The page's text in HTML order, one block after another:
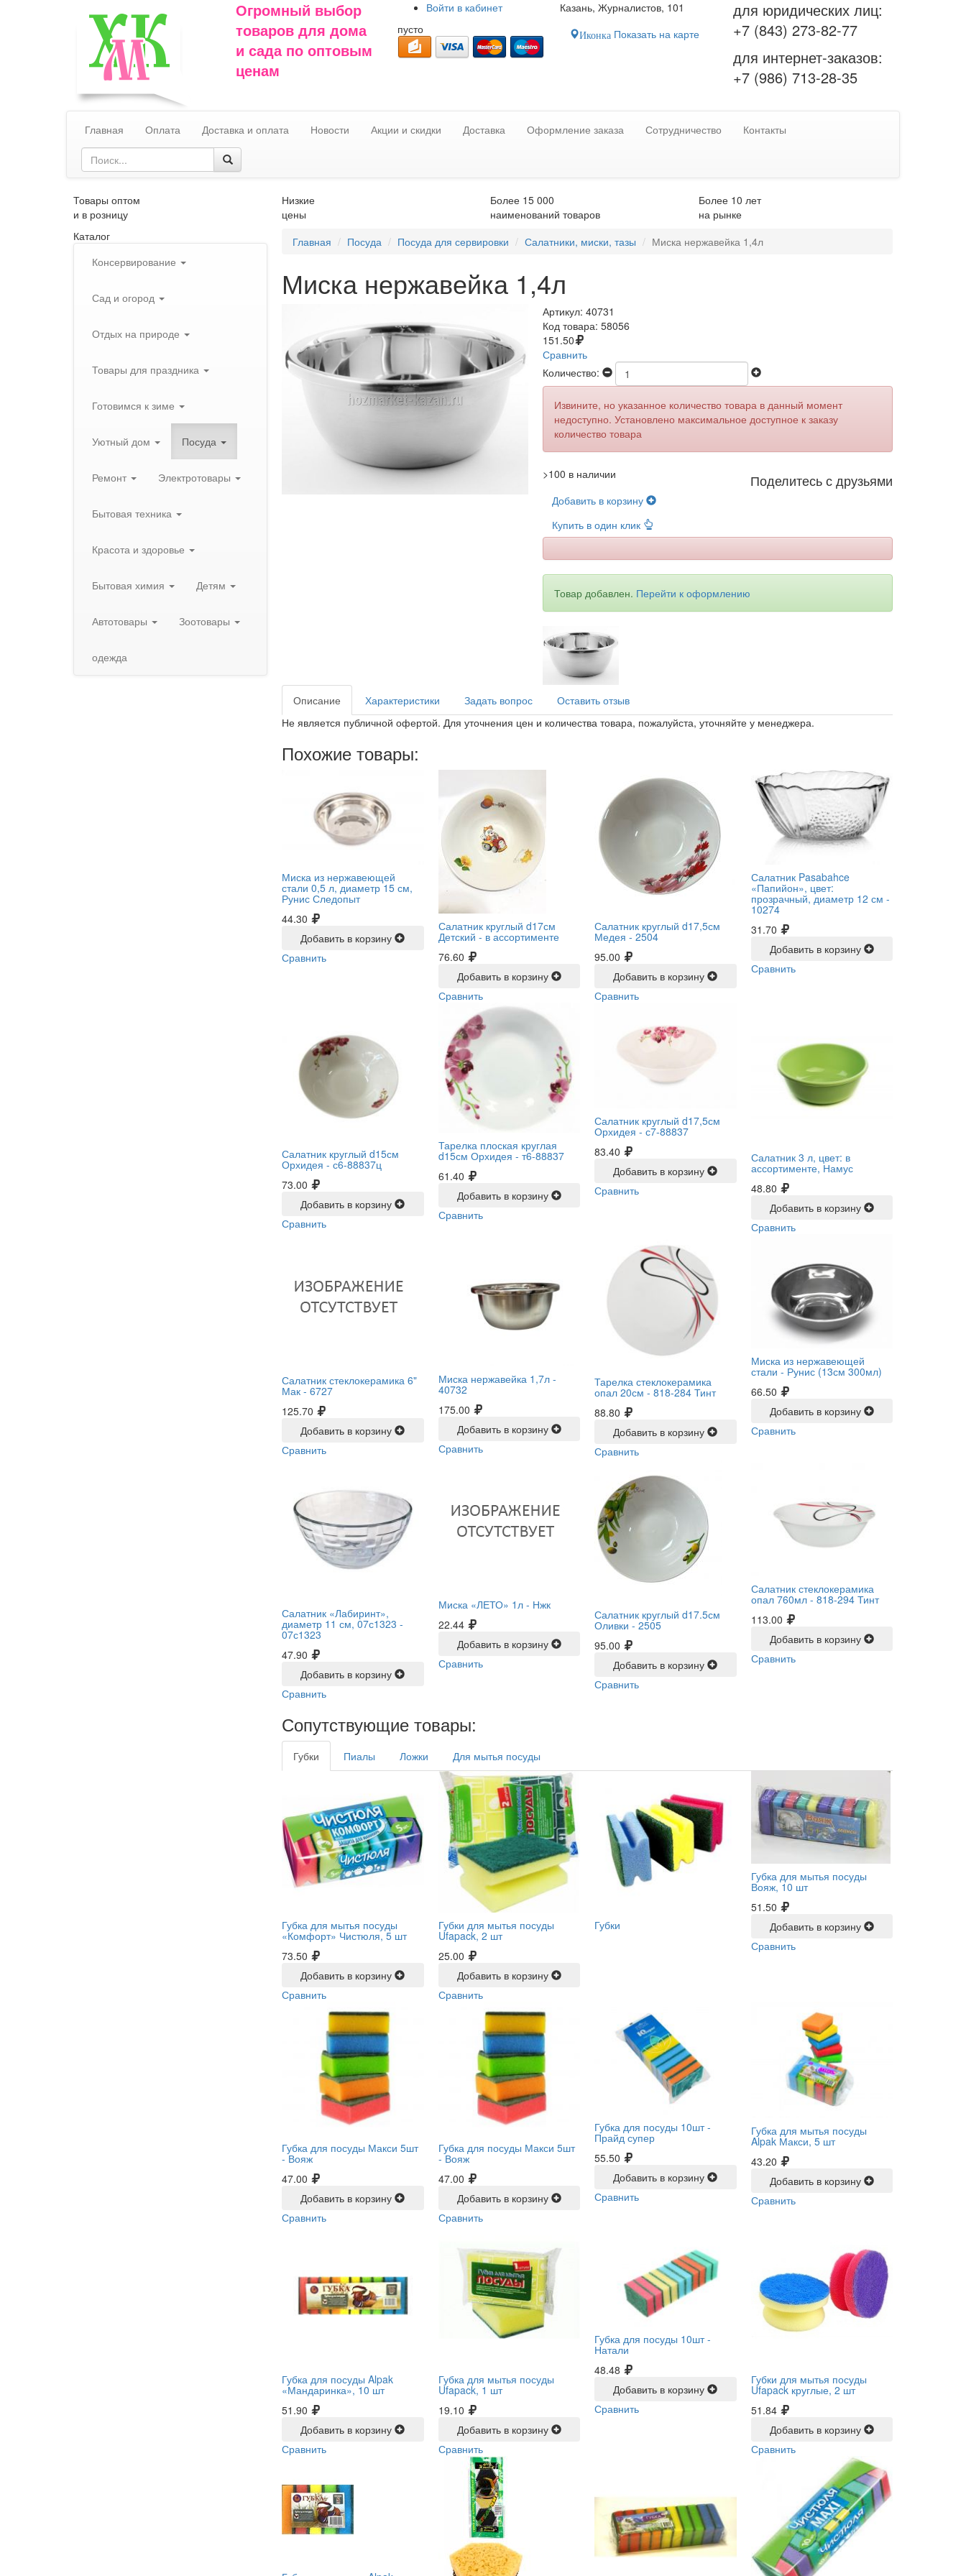
Огромный выбор
товаров для дома
и сада по оптовым
ценам
Войти в кабинет
пусто
Казань, Журналистов, 101
ИконкаПоказать на карте
для юридических лиц:
+7 (843) 273-82-77
для интернет-заказов:
+7 (986) 713-28-35
Главная Оплата Доставка и оплата Новости Акции и скидки Доставка Оформление заказа Сотрудничество Контакты
Товары оптом
и в розницу
Низкие
цены
Более 15 000
наименований товаров
Более 10 лет
на рынке
Каталог
Консервирование
Сад и огород
Отдых на природе
Товары для праздника
Готовимся к зиме
Уютный дом Посуда
Ремонт Электротовары
Бытовая техника
Красота и здоровье
Бытовая химия Детям
Автотовары Зоотовары
одежда
Главная Посуда Посуда для сервировки Салатники, миски, тазы Миска нержавейка 1,4л
Миска нержавейка 1,4л
Артикул: 40731
Код товара: 58056
151.50
Сравнить
Количество:
Извините, но указанное количество товара в данный момент
недоступно. Установлено максимальное доступное к заказу
количество товара
>100 в наличии
Добавить в корзину
Купить в один клик
Поделитесь с друзьями
Товар добавлен. Перейти к оформлению
Описание Характеристики Задать вопрос
Оставить отзыв
Не является публичной офертой. Для уточнения цен и количества товара, пожалуйста, уточняйте у менеджера.
Похожие товары:
Миска из нержавеющей
стали 0,5 л, диаметр 15 см,
Рунис Следопыт
44.30
Добавить в корзину
Сравнить
Салатник круглый d17см
Детский - в ассортименте
76.60
Добавить в корзину
Сравнить
Салатник круглый d17,5см
Медея - 2504
95.00
Добавить в корзину
Сравнить
Салатник Pasabahce
«Папийон», цвет:
прозрачный, диаметр 12 см -
10274
31.70
Добавить в корзину
Сравнить
Салатник круглый d15см
Орхидея - с6-88837ц
73.00
Добавить в корзину
Сравнить
Тарелка плоская круглая
d15см Орхидея - т6-88837
61.40
Добавить в корзину
Сравнить
Салатник круглый d17,5см
Орхидея - с7-88837
83.40
Добавить в корзину
Сравнить
Салатник 3 л, цвет: в
ассортименте, Намус
48.80
Добавить в корзину
Сравнить
Салатник стеклокерамика 6"
Мак - 6727
125.70
Добавить в корзину
Сравнить
Миска нержавейка 1,7л -
40732
175.00
Добавить в корзину
Сравнить
Тарелка стеклокерамика
опал 20см - 818-284 Тинт
88.80
Добавить в корзину
Сравнить
Миска из нержавеющей
стали - Рунис (13см 300мл)
66.50
Добавить в корзину
Сравнить
Салатник «Лабиринт»,
диаметр 11 см, 07с1323 -
07с1323
47.90
Добавить в корзину
Сравнить
Миска «ЛЕТО» 1л - Нжк
22.44
Добавить в корзину
Сравнить
Салатник круглый d17.5см
Оливки - 2505
95.00
Добавить в корзину
Сравнить
Салатник стеклокерамика
опал 760мл - 818-294 Тинт
113.00
Добавить в корзину
Сравнить
Сопутствующие товары:
Губки Пиалы Ложки Для мытья посуды
Губка для мытья посуды
«Комфорт» Чистюля, 5 шт
73.50
Добавить в корзину
Сравнить
Губки для мытья посуды
Ufapack, 2 шт
25.00
Добавить в корзину
Сравнить
Губки
Губка для мытья посуды
Вояж, 10 шт
51.50
Добавить в корзину
Сравнить
Губка для посуды Макси 5шт
-Вояж
47.00
Добавить в корзину
Сравнить
Губка для посуды Макси 5шт
-Вояж
47.00
Добавить в корзину
Сравнить
Губка для посуды 10шт -
Прайд супер
55.50
Добавить в корзину
Сравнить
Губка для мытья посуды
Alpak Макси, 5 шт
43.20
Добавить в корзину
Сравнить
Губка для посуды Alpak
«Мандаринка», 10 шт
51.90
Добавить в корзину
Сравнить
Губка для мытья посуды
Ufapack, 1 шт
19.10
Добавить в корзину
Сравнить
Губка для посуды 10шт -
Натали
48.48
Добавить в корзину
Сравнить
Губки для мытья посуды
Ufapack круглые, 2 шт
51.84
Добавить в корзину
Сравнить